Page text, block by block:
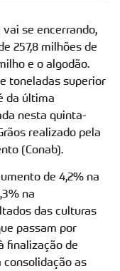
se encerrando,
257,8 milhões de
e o algodão.
toneladas superior
da última
nesta quinta-
realizado pela
(Conab).
de 4,2% na
na
das culturas
passam por
finalização de
consolidação as